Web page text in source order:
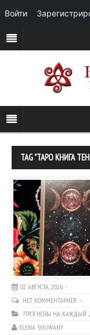
TAG "ТАРО КНИГА
02 АВГУСТА, 2026
НЕТ КОММЕНТАРИЕВ
ПРОГНОЗЫ НА КАЖДЫЙ
ELENA SHUWANY
Войти